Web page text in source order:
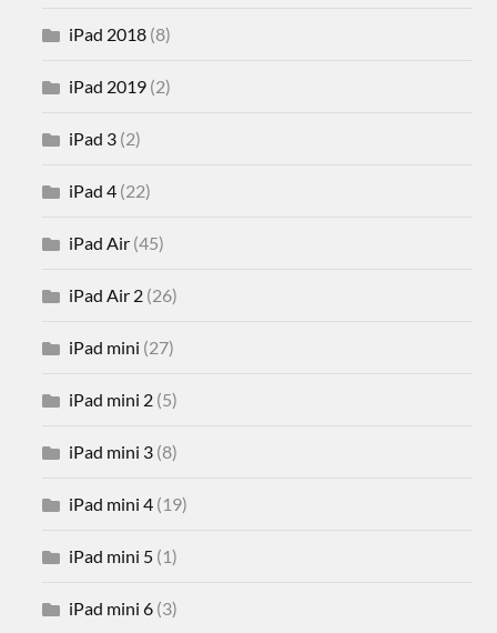
iPad 2018 (8)
iPad 2019 (2)
iPad 3 (2)
iPad 4 (22)
iPad Air (45)
iPad Air 2 (26)
iPad mini (27)
iPad mini 2 (5)
iPad mini 3 (8)
iPad mini 4 (19)
iPad mini 5 (1)
iPad mini 6 (3)